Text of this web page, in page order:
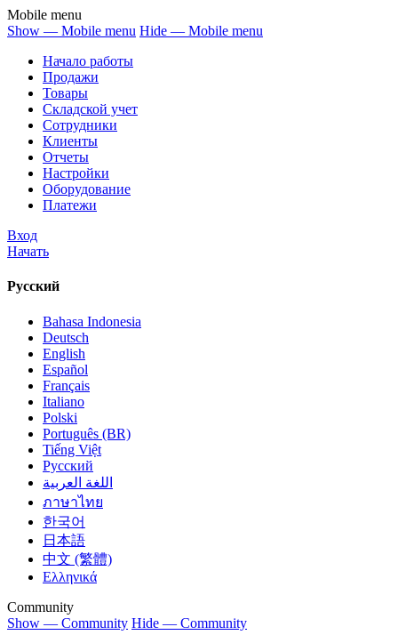
Mobile menu
Show — Mobile menu Hide — Mobile menu
Начало работы
Продажи
Товары
Cкладской учет
Сотрудники
Клиенты
Отчеты
Настройки
Оборудование
Платежи
Вход
Начать
Русский
Bahasa Indonesia
Deutsch
English
Español
Français
Italiano
Polski
Português (BR)
Tiếng Việt
Русский
اللغة العربية
ภาษาไทย
한국어
日本語
中文 (繁體)
Ελληνικά
Community
Show — Community Hide — Community